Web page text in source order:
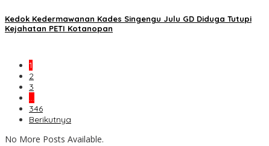
Kedok Kedermawanan Kades Singengu Julu GD Diduga Tutupi
Kejahatan PETI Kotanopan
1
2
3
…
346
Berikutnya
No More Posts Available.